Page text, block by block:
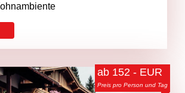
ab 152 - EUR
Preis pro Person und Tag